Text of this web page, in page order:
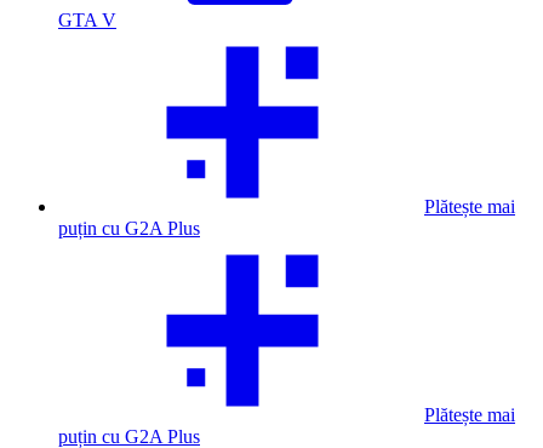
GTA V
Plătește mai
puțin cu G2A Plus
Plătește mai
puțin cu G2A Plus